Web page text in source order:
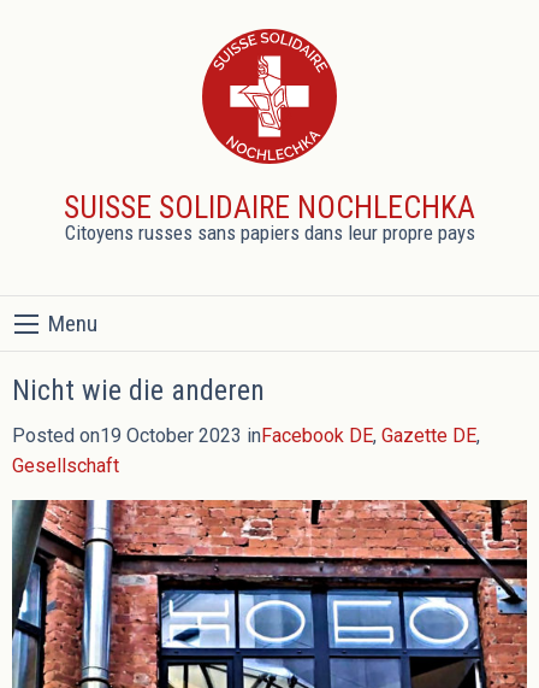
SUISSE SOLIDAIRE NOCHLECHKA
Citoyens russes sans papiers dans leur propre pays
Menu
Nicht wie die anderen
Posted on19 October 2023 inFacebook DE, Gazette DE,
Gesellschaft